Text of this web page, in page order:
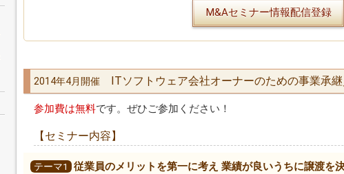
M&Aセミナー情報配信登録
2014年4月開催 ITソフトウェア会社オーナーのための事業承
参加費は無料です。ぜひご参加ください！
【セミナー内容】
テーマ1
従業員のメリットを第一に考え 業績が良いうちに譲渡を